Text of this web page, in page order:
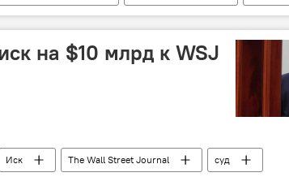
на $10 млрд к WSJ
Иск The Wall Street Journal
суд